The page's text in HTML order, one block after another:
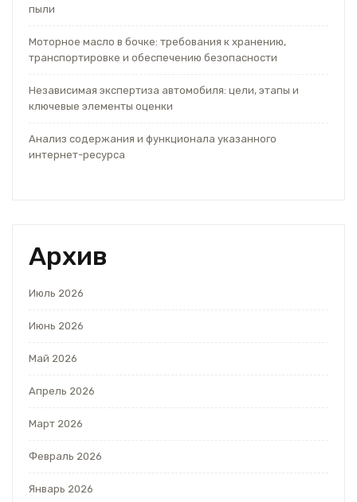
пыли
Моторное масло в бочке: требования к хранению,
транспортировке и обеспечению безопасности
Независимая экспертиза автомобиля: цели, этапы и
ключевые элементы оценки
Анализ содержания и функционала указанного
интернет-ресурса
Архив
Июль 2026
Июнь 2026
Май 2026
Апрель 2026
Март 2026
Февраль 2026
Январь 2026